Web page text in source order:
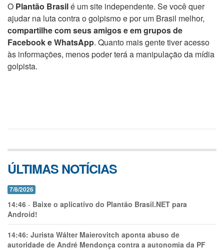
O Plantão Brasilé um site independente. Se você quer
ajudar na luta contra o golpismo e por um Brasil melhor,
compartilhe com seus amigos e em grupos de
Facebook e WhatsApp. Quanto mais gente tiver acesso
às informações, menos poder terá a manipulação da mídia
golpista.
ÚLTIMAS NOTÍCIAS
7/8/2026
14:46 - Baixe o aplicativo do Plantão Brasil.NET para
Android!
14:46: Jurista Wálter Maierovitch aponta abuso de
autoridade de André Mendonça contra a autonomia da PF